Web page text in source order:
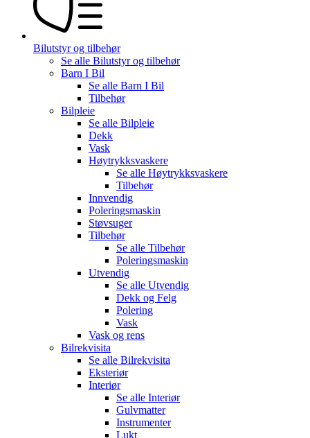
Bilutstyr og tilbehør
Se alle Bilutstyr og tilbehør
Barn I Bil
Se alle Barn I Bil
Tilbehør
Bilpleie
Se alle Bilpleie
Dekk
Vask
Høytrykksvaskere
Se alle Høytrykksvaskere
Tilbehør
Innvendig
Poleringsmaskin
Støvsuger
Tilbehør
Se alle Tilbehør
Poleringsmaskin
Utvendig
Se alle Utvendig
Dekk og Felg
Polering
Vask
Vask og rens
Bilrekvisita
Se alle Bilrekvisita
Eksteriør
Interiør
Se alle Interiør
Gulvmatter
Instrumenter
Lukt